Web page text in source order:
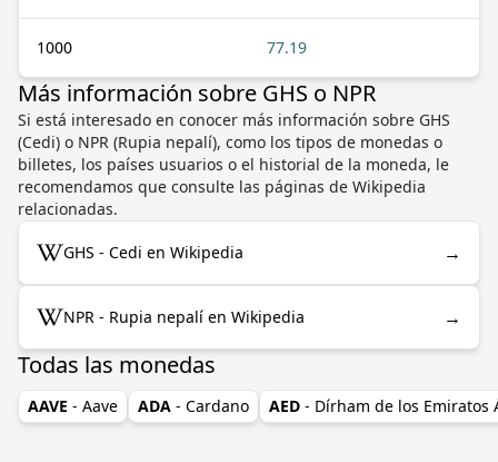
1000 77.19
Más información sobre GHS o NPR
Si está interesado en conocer más información sobre GHS
(Cedi) o NPR (Rupia nepalí), como los tipos de monedas o
billetes, los países usuarios o el historial de la moneda, le
recomendamos que consulte las páginas de Wikipedia
relacionadas.
GHS - Cedi en Wikipedia →
NPR - Rupia nepalí en Wikipedia →
Todas las monedas
AAVE - Aave ADA - Cardano AED - Dírham de los Emiratos